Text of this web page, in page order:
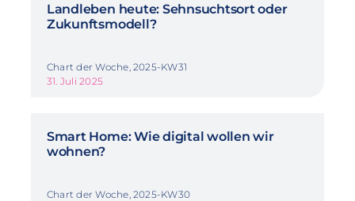
Landleben heute: Sehnsuchtsort oder
Zukunftsmodell?
Chart der Woche, 2025-KW31
31. Juli 2025
Smart Home: Wie digital wollen wir
wohnen?
Chart der Woche, 2025-KW30